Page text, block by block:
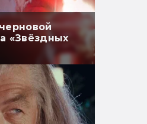
«Звёздных